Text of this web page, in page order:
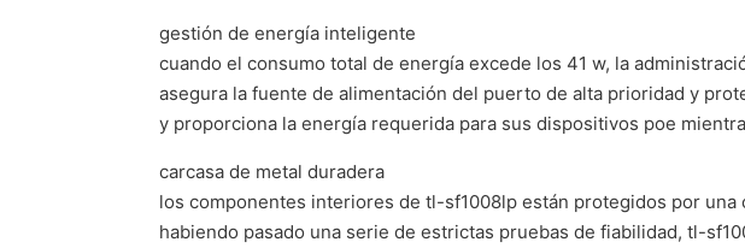
gestión de energía inteligente
cuando el consumo total de energía excede los 41 w, la
asegura la fuente de alimentación del puerto de alta prioridad y
y proporciona la energía requerida para sus dispositivos poe
carcasa de metal duradera
los componentes interiores de tl-sf1008lp están protegidos por
habiendo pasado una serie de estrictas pruebas de fiabilidad, tl-